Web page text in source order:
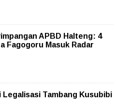
APBD Halteng: 4
Fagogoru Masuk Radar
Legalisasi Tambang Kusubibi